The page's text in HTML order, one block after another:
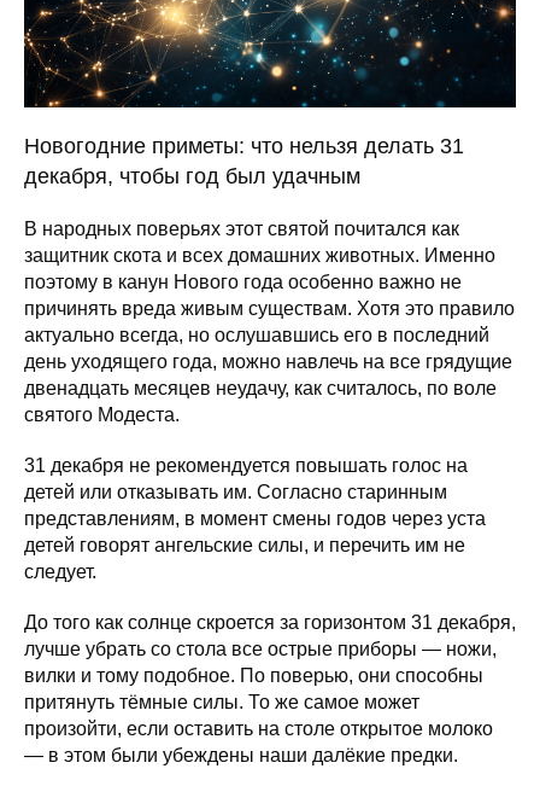
Новогодние приметы: что нельзя делать 31
декабря, чтобы год был удачным
В народных поверьях этот святой почитался как
защитник скота и всех домашних животных. Именно
поэтому в канун Нового года особенно важно не
причинять вреда живым существам. Хотя это правило
актуально всегда, но ослушавшись его в последний
день уходящего года, можно навлечь на все грядущие
двенадцать месяцев неудачу, как считалось, по воле
святого Модеста.
31 декабря не рекомендуется повышать голос на
детей или отказывать им. Согласно старинным
представлениям, в момент смены годов через уста
детей говорят ангельские силы, и перечить им не
следует.
До того как солнце скроется за горизонтом 31 декабря,
лучше убрать со стола все острые приборы — ножи,
вилки и тому подобное. По поверью, они способны
притянуть тёмные силы. То же самое может
произойти, если оставить на столе открытое молоко
— в этом были убеждены наши далёкие предки.